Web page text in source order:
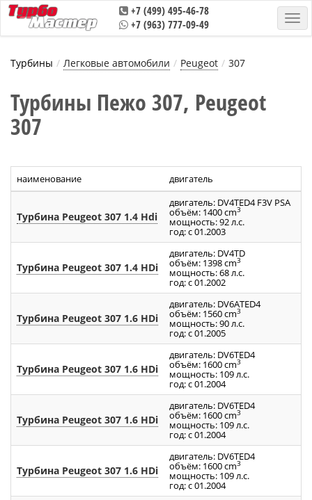
+7 (499) 495-46-78
+7 (963) 777-09-49
Турбины Легковые автомобили Peugeot 307
Турбины Пежо 307, Peugeot
307
наименование двигатель
Турбина Peugeot 307 1.4 Hdi
двигатель: DV4TED4 F3V PSA
объём: 1400 cm3
мощность: 92 л.с.
год: с 01.2003
Турбина Peugeot 307 1.4 HDi
двигатель: DV4TD
объём: 1398 cm3
мощность: 68 л.с.
год: с 01.2002
Турбина Peugeot 307 1.6 HDi
двигатель: DV6ATED4
объём: 1560 cm3
мощность: 90 л.с.
год: с 01.2005
Турбина Peugeot 307 1.6 HDi
двигатель: DV6TED4
объём: 1600 cm3
мощность: 109 л.с.
год: с 01.2004
Турбина Peugeot 307 1.6 HDi
двигатель: DV6TED4
объём: 1600 cm3
мощность: 109 л.с.
год: с 01.2004
Турбина Peugeot 307 1.6 HDi
двигатель: DV6TED4
объём: 1600 cm3
мощность: 109 л.с.
год: с 01.2004